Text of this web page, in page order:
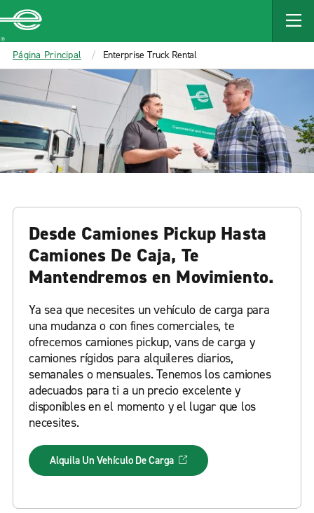
Enterprise
Página Principal Enterprise Truck Rental
Desde Camiones Pickup Hasta
Camiones De Caja, Te
Mantendremos en Movimiento.
Ya sea que necesites un vehículo de carga para
una mudanza o con fines comerciales, te
ofrecemos camiones pickup, vans de carga y
camiones rígidos para alquileres diarios,
semanales o mensuales. Tenemos los camiones
adecuados para ti a un precio excelente y
disponibles en el momento y el lugar que los
necesites.
Alquila Un Vehículo De Carga